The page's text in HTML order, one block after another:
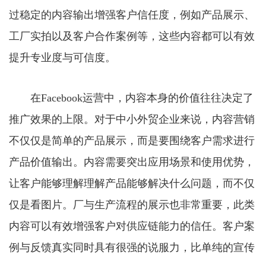
过稳定的内容输出增强客户信任度，例如产品展示、
工厂实拍以及客户合作案例等，这些内容都可以有效
提升专业度与可信度。
在Facebook运营中，内容本身的价值往往决定了
推广效果的上限。对于中小外贸企业来说，内容营销
不仅仅是简单的产品展示，而是要围绕客户需求进行
产品价值输出。内容需要突出应用场景和使用优势，
让客户能够理解理解产品能够解决什么问题，而不仅
仅是看图片。厂与生产流程的展示也非常重要，此类
内容可以有效增强客户对供应链能力的信任。客户案
例与反馈真实同时具有很强的说服力，比单纯的宣传